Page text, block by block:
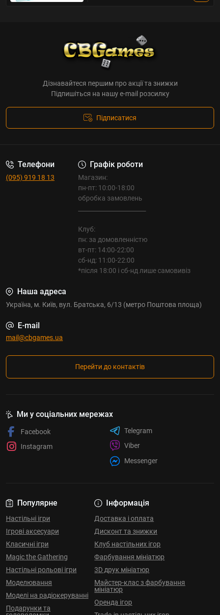
Дізнавайтеся першим про акції та знижки
Підпишіться на нашу e-mail розсилку
Підписатися
Телефони
(095) 919 18 13
Графік роботи
Магазин:
пн-пт: 10:00-18:00
обробка замовлень
Клуб:
пн: за домовленністю
вт-пт: 14:00-22:00
сб-нд: 11:00-22:00
*після 18:00 і сб-нд лише самовивіз
Наша адреса
Україна, м. Київ, вул. Братська, 6/13 (метро Поштова площа)
E-mail
mail@cbgames.ua
Перейти до контактів
Популярне
Настільні ігри
Ігрові аксесуари
Класичні ігри
Magic the Gathering
Настільні рольові ігри
Моделювання
Моделі на радіокеруванні
Подарунки та
Інформація
Доставка і оплата
Дисконт та знижки
Клуб настільних ігор
Фарбування мініатюр
3D друк мініатюр
Майстер-клас з фарбування
мініатюр
Оренда ігор
Ми у соціальних мережах
Facebook
Instagram
Telegram
Viber
Messenger